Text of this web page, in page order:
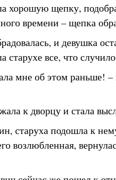
хорошую щепку,
времени – щепка
и девушка
старухе все, что
мне об этом раньше! –
к дворцу и стала
старуха подошла к
возлюбленная,